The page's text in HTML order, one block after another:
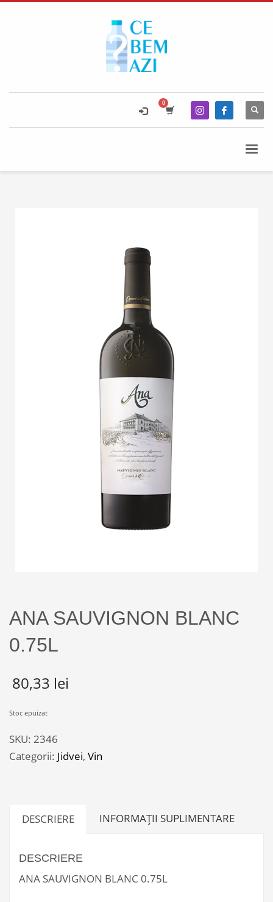
ANA SAUVIGNON BLANC
0.75L
80,33 lei
Stoc epuizat
SKU: 2346
Categorii: Jidvei, Vin
DESCRIERE INFORMAȚII SUPLIMENTARE
DESCRIERE
ANA SAUVIGNON BLANC 0.75L